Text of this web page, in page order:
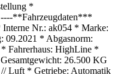
*
**Fahrzeugdaten***
Interne Nr.: ak054 * Marke:
09.2021 * Abgasnorm:
Fahrerhaus: HighLine *
26.500 KG
Luft * Getriebe: Automatik